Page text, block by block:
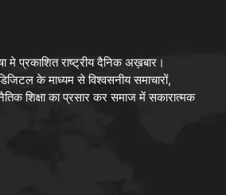
मे प्रकाशित राष्ट्रीय दैनिक अख़बार।
के माध्यम से विश्वसनीय समाचारों,
शिक्षा का प्रसार कर समाज में सकारात्मक